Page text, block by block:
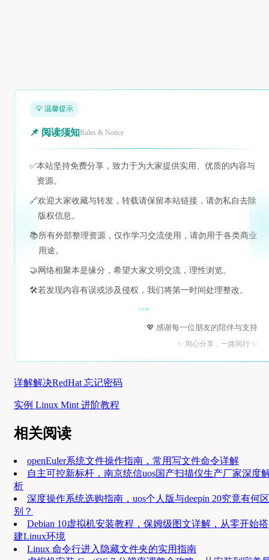
💡 温馨提示
📌 阅读须知Rules & Notice
✅本站坚持免费分享，致力于为大家提供实用、优质的内容与
资源。
🔗欢迎大家收藏与转发，转载请保留本站链接，请勿私自去除
版权信息。
📚所有外部整理资源，仅作学习交流使用，请勿用于各类商业
用途。
🤝 网络相聚本是缘分，希望大家文明交流，理性浏览。
🛠️若发现内容有误或涉及侵权，我们将第一时间处理整改。
💖 感谢每一位朋友的陪伴与支持
✨ 用心分享，一路同行 ✨
详解解决RedHat 忘记密码
实例 Linux Mint 进阶教程
相关阅读
openEuler系统文件操作指南，常用写文件命令详解
自主可控新标杆，南京统信uos国产扫描仪生产厂家深度
析
深度操作系统选购指南，uos个人版与deepin 20究竟有何区
别？
Debian 10虚拟机安装教程，保姆级图文详解，从零开始搭
建Linux环境
Linux 命令行进入隐藏文件夹的实用指南